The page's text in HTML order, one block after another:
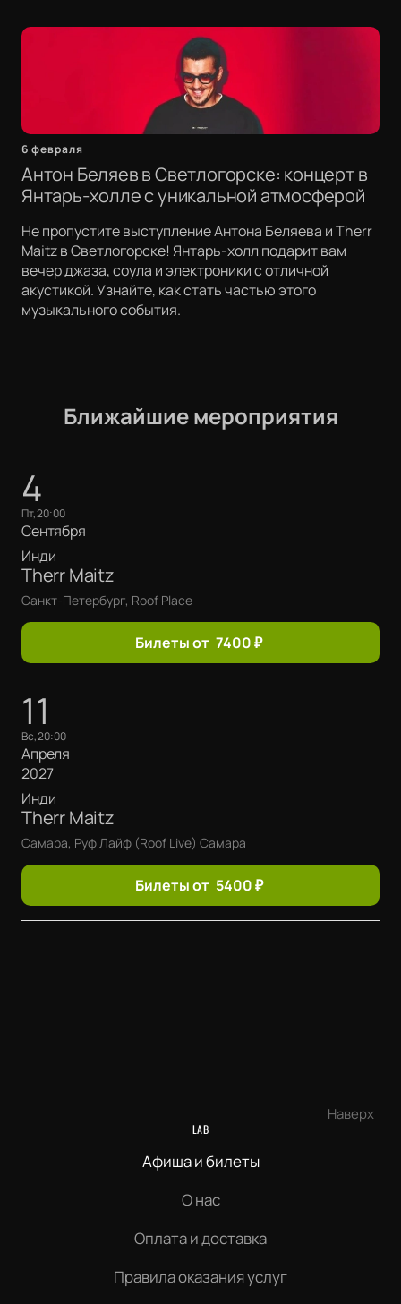
6 февраля
Антон Беляев в Светлогорске: концерт в
Янтарь-холле с уникальной атмосферой
Не пропустите выступление Антона Беляева и Therr
Maitz в Светлогорске! Янтарь-холл подарит вам
вечер джаза, соула и электроники с отличной
акустикой. Узнайте, как стать частью этого
музыкального события.
Ближайшие мероприятия
4
пт, 20:00
Сентября
Инди
Therr Maitz
Санкт-Петербург, Roof Place
Билеты от 7400₽
11
вс, 20:00
Апреля
2027
Инди
Therr Maitz
Самара, Руф Лайф (Roof Live) Самара
Билеты от 5400₽
Наверх
LAB
Афиша и билеты
О нас
Оплата и доставка
Правила оказания услуг